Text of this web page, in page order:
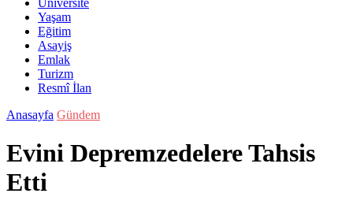
Üniversite
Yaşam
Eğitim
Asayiş
Emlak
Turizm
Resmî İlan
Anasayfa Gündem
Evini Depremzedelere Tahsis
Etti